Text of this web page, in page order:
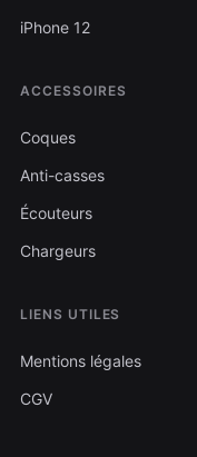
iPhone 12
ACCESSOIRES
Coques
Anti-casses
Écouteurs
Chargeurs
LIENS UTILES
Mentions légales
CGV